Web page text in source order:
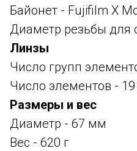
Байонет - Fujifilm X
Диаметр резьбы для
Линзы
Число групп
Число элементов - 19
Размеры и вес
Диаметр - 67 мм
Вес - 620 г